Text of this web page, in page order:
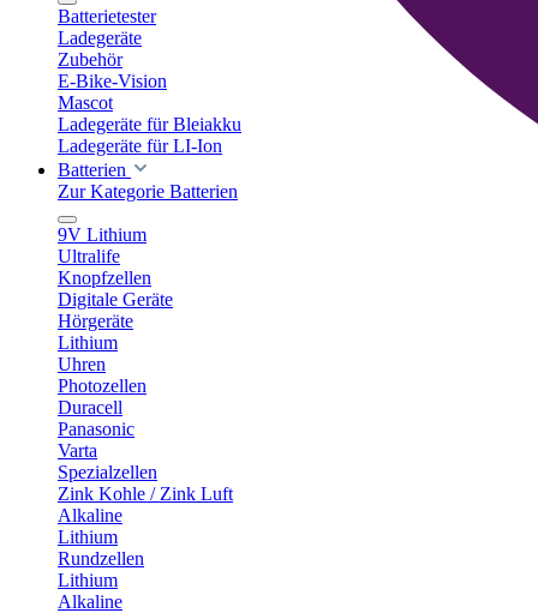
Batterietester
Ladegeräte
Zubehör
E-Bike-Vision
Mascot
Ladegeräte für Bleiakku
Ladegeräte für LI-Ion
Batterien
Zur Kategorie Batterien
9V Lithium
Ultralife
Knopfzellen
Digitale Geräte
Hörgeräte
Lithium
Uhren
Photozellen
Duracell
Panasonic
Varta
Spezialzellen
Zink Kohle / Zink Luft
Alkaline
Lithium
Rundzellen
Lithium
Alkaline